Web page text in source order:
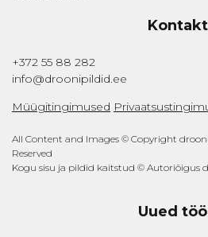
Kontakt
+372 55 88 282
info@droonipildid.ee
Müügitingimused
All Content and Images © Copyright
Reserved
Kogu sisu ja pildid kaitstud © Autoriõigus
Uued